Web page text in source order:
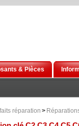
& Pièces
réparation >